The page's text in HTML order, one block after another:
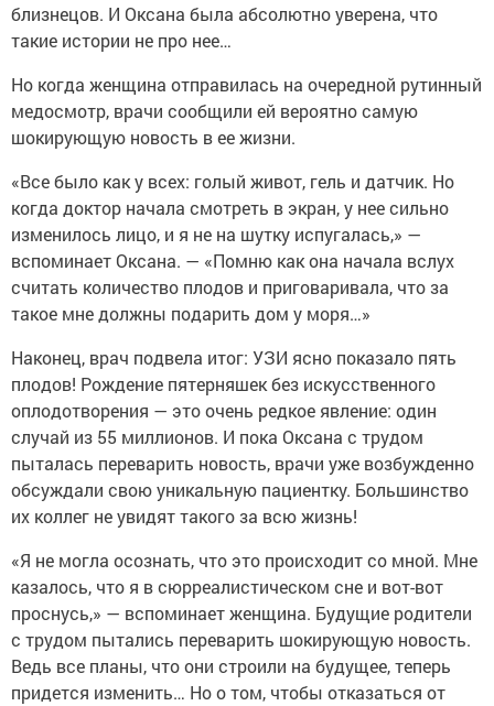
близнецов. И Оксана была абсолютно уверена, что
такие истории не про нее…
Но когда женщина отправилась на очередной рутинный
медосмотр, врачи сообщили ей вероятно самую
шокирующую новость в ее жизни.
«Все было как у всех: голый живот, гель и датчик. Но
когда доктор начала смотреть в экран, у нее сильно
изменилось лицо, и я не на шутку испугалась,» —
вспоминает Оксана. — «Помню как она начала вслух
считать количество плодов и приговаривала, что за
такое мне должны подарить дом у моря…»
Наконец, врач подвела итог: УЗИ ясно показало пять
плодов! Рождение пятерняшек без искусственного
оплодотворения — это очень редкое явление: один
случай из 55 миллионов. И пока Оксана с трудом
пыталась переварить новость, врачи уже возбужденно
обсуждали свою уникальную пациентку. Большинство
их коллег не увидят такого за всю жизнь!
«Я не могла осознать, что это происходит со мной. Мне
казалось, что я в сюрреалистическом сне и вот-вот
проснусь,» — вспоминает женщина. Будущие родители
с трудом пытались переварить шокирующую новость.
Ведь все планы, что они строили на будущее, теперь
придется изменить… Но о том, чтобы отказаться от